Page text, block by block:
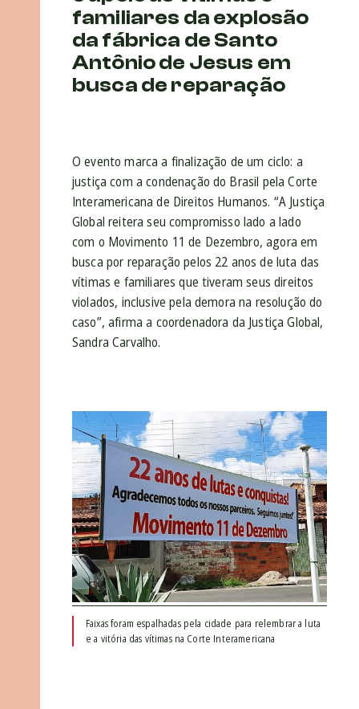
familiares da explosão
da fábrica de Santo
Antônio de Jesus em
busca de reparação
O evento marca a finalização de um ciclo: a
justiça com a condenação do Brasil pela Corte
Interamericana de Direitos Humanos. “A Justiça
Global reitera seu compromisso lado a lado
com o Movimento 11 de Dezembro, agora em
busca por reparação pelos 22 anos de luta das
vítimas e familiares que tiveram seus direitos
violados, inclusive pela demora na resolução do
caso”, afirma a coordenadora da Justiça Global,
Sandra Carvalho.
Faixas foram espalhadas pela cidade para relembrar a luta
e a vitória das vítimas na Corte Interamericana